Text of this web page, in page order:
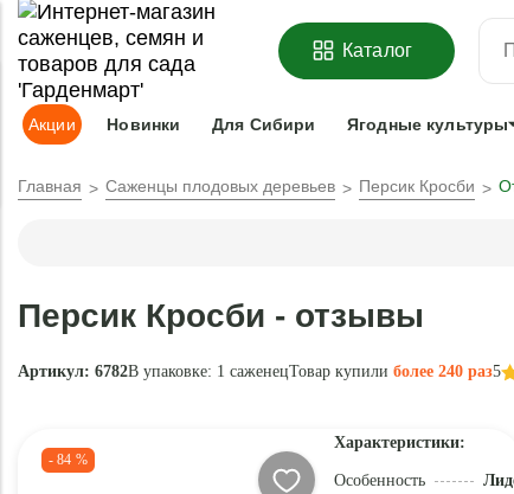
ОФОРМИТЬПРЕДЗАКАЗ =
Адрес доставки:Москва Доставка и оплата Гарантии
Каталог
Акции Новинки Для Сибири Ягодные культуры
Главная Саженцы плодовых деревьев Персик Кросби
Персик Кросби - отзывы
Артикул: 6782В упаковке: 1 саженецТовар купили более 240 раз5
- 84 %
Характеристики:
Особенность